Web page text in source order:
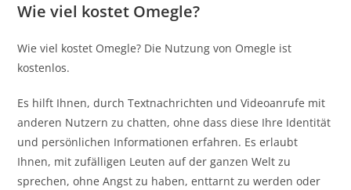
Wie viel kostet Omegle?
Wie viel kostet Omegle? Die Nutzung von Omegle ist
kostenlos.
Es hilft Ihnen, durch Textnachrichten und Videoanrufe mit
anderen Nutzern zu chatten, ohne dass diese Ihre Identität
und persönlichen Informationen erfahren. Es erlaubt
Ihnen, mit zufälligen Leuten auf der ganzen Welt zu
sprechen, ohne Angst zu haben, enttarnt zu werden oder